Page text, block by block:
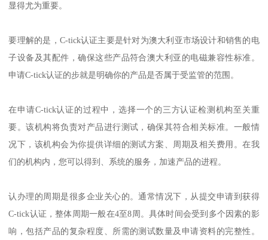
显得尤为重要。
要理解的是，C-tick认证主要是针对为澳大利亚市场设计和销售的电
子设备及其配件，确保这些产品符合澳大利亚的电磁兼容性标准。
申请C-tick认证的步就是明确你的产品是否属于受监管的范围。
在申请C-tick认证的过程中，选择一个的三方认证检测机构至关重
要。该机构将负责对产品进行测试，确保其符合相关标准。一般情
况下，该机构会为你提供详细的测试方案、周期及相关费用。在我
们的机构内，您可以得到、系统的服务，加速产品的进程。
认办理的周期是很多企业关心的。通常情况下，从提交申请到获得
C-tick认证，整体周期一般在4至8周。具体时间会受到多个因素的影
响，包括产品的复杂程度、所需的测试数量及申请资料的完整性。